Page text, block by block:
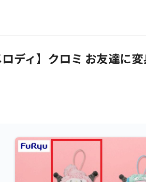
ロディ】クロミ お友達に